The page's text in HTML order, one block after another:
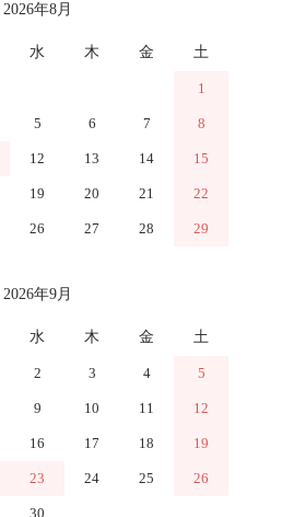
2026年8月
水 木 金 土
1
5 6 7 8
12 13 14 15
19 20 21 22
26 27 28 29
2026年9月
水 木 金 土
2 3 4 5
9 10 11 12
16 17 18 19
23 24 25 26
30